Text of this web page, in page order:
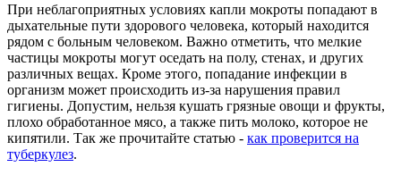
При неблагоприятных условиях капли мокроты попадают в
дыхательные пути здорового человека, который находится
рядом с больным человеком. Важно отметить, что мелкие
частицы мокроты могут оседать на полу, стенах, и других
различных вещах. Кроме этого, попадание инфекции в
организм может происходить из-за нарушения правил
гигиены. Допустим, нельзя кушать грязные овощи и фрукты,
плохо обработанное мясо, а также пить молоко, которое не
кипятили. Так же прочитайте статью - как проверится на
туберкулез.